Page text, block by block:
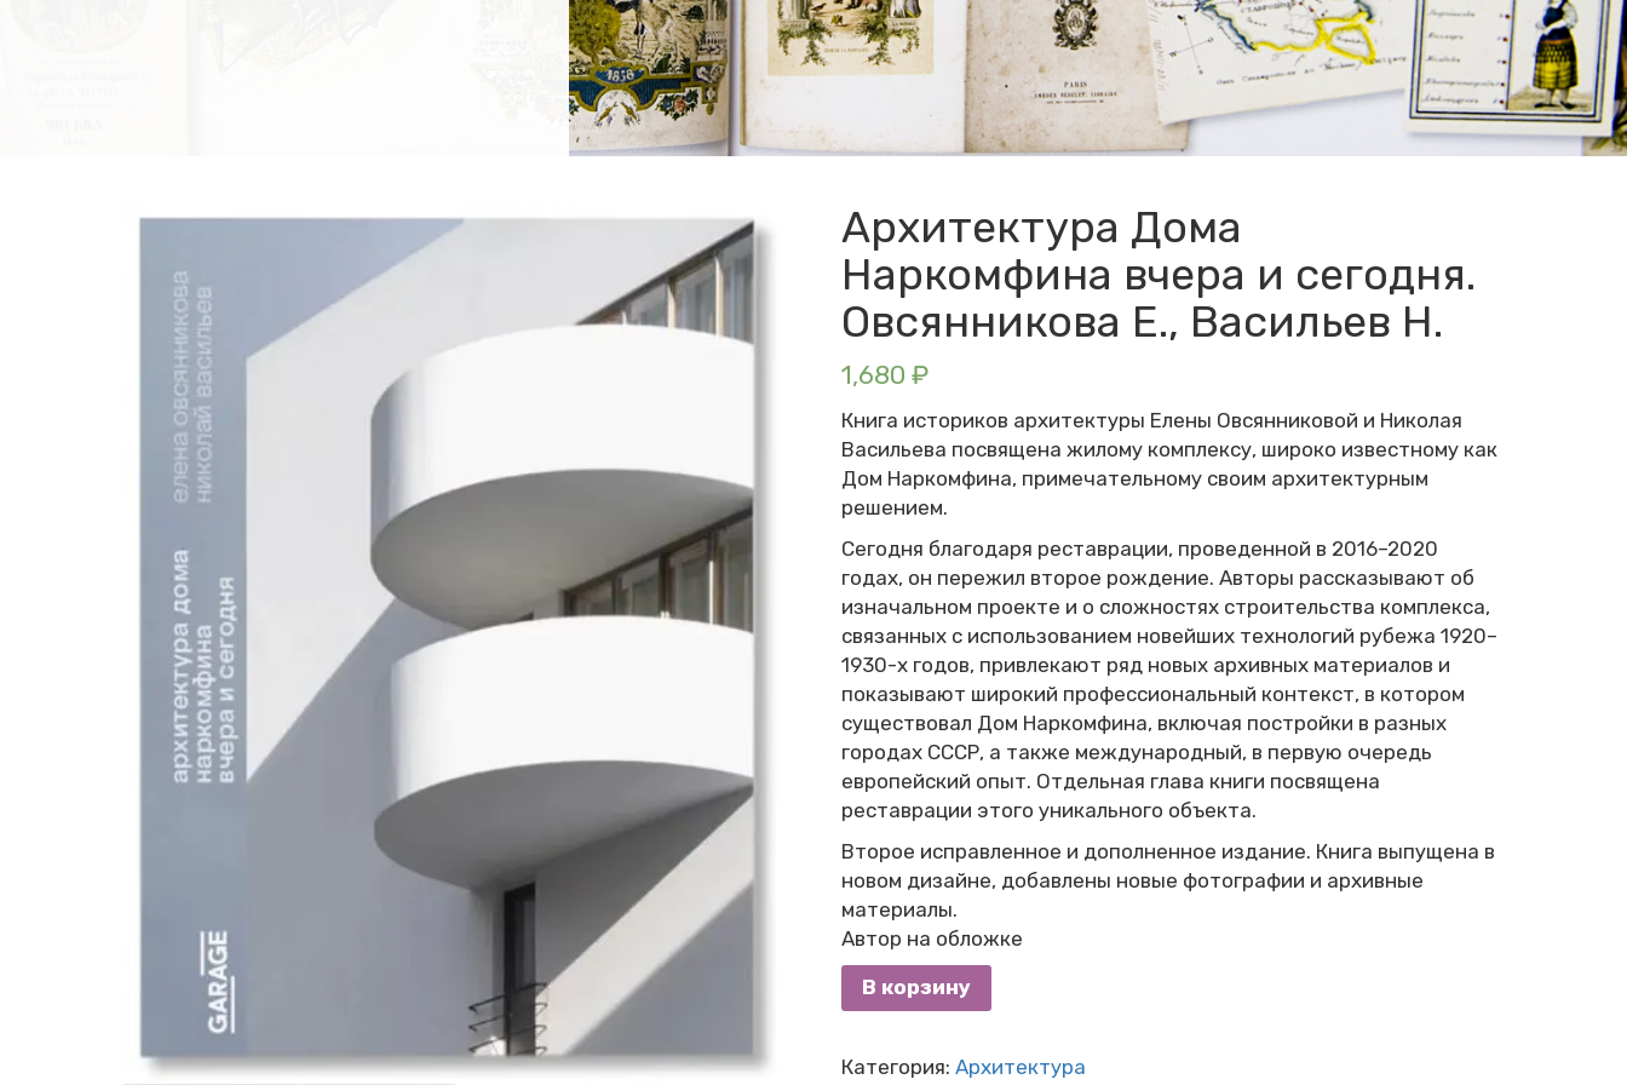
Архитектура Дома
Наркомфина вчера и сегодня.
Овсянникова Е., Васильев Н.
1,680 ₽
Книга историков архитектуры Елены Овсянниковой и Николая
Васильева посвящена жилому комплексу, широко известному как
Дом Наркомфина, примечательному своим архитектурным
решением.
Сегодня благодаря реставрации, проведенной в 2016–2020
годах, он пережил второе рождение. Авторы рассказывают об
изначальном проекте и о сложностях строительства комплекса,
связанных с использованием новейших технологий рубежа 1920–
1930-х годов, привлекают ряд новых архивных материалов и
показывают широкий профессиональный контекст, в котором
существовал Дом Наркомфина, включая постройки в разных
городах СССР, а также международный, в первую очередь
европейский опыт. Отдельная глава книги посвящена
реставрации этого уникального объекта.
Второе исправленное и дополненное издание. Книга выпущена в
новом дизайне, добавлены новые фотографии и архивные
материалы.
Автор на обложке
В корзину
Категория: Архитектура